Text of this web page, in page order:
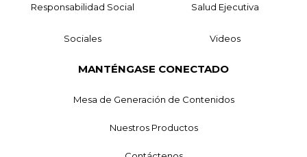
Responsabilidad Social Salud Ejecutiva
Sociales Videos
MANTÉNGASE CONECTADO
Mesa de Generación de Contenidos
Nuestros Productos